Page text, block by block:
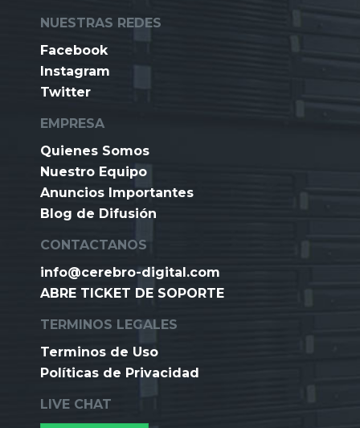
NUESTRAS REDES
Facebook
Instagram
Twitter
EMPRESA
Quienes Somos
Nuestro Equipo
Anuncios Importantes
Blog de Difusión
CONTACTANOS
info@cerebro-digital.com
ABRE TICKET DE SOPORTE
TERMINOS LEGALES
Terminos de Uso
Políticas de Privacidad
LIVE CHAT